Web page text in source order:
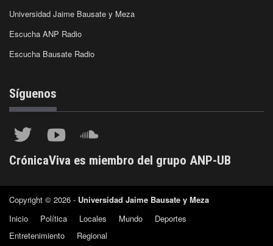
Universidad Jaime Bausate y Meza
Escucha ANP Radio
Escucha Bausate Radio
Síguenos
CrónicaViva es miembro del grupo ANP-UB
Copyright © 2026 - Universidad Jaime Bausate y Meza
Inicio
Política Locales Mundo
Deportes
Entretenimiento
Regional